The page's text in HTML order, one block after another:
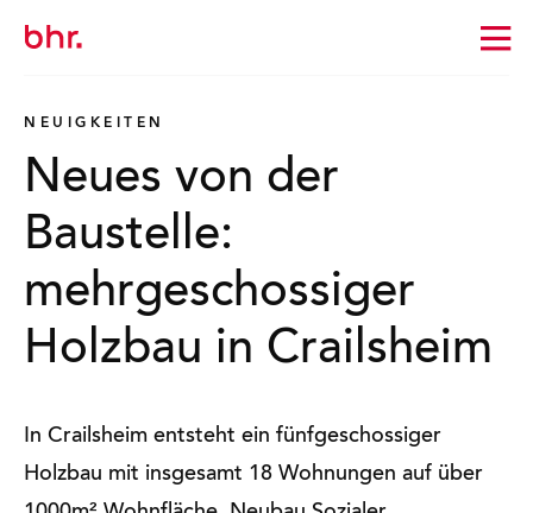
wechseln
NEUIGKEITEN
Neues von der
Baustelle:
mehrgeschossiger
Holzbau in Crailsheim
In Crailsheim entsteht ein fünfgeschossiger
Holzbau mit insgesamt 18 Wohnungen auf über